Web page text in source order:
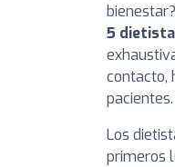
5
contacto,
pacientes.
Los
primeros